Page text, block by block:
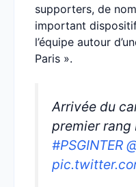
supporters, de
important
l’équipe autour
Paris ».
Arrivée du
premier rang
#PSGINTER